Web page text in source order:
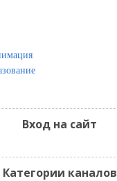
Вход на сайт
Категории каналов